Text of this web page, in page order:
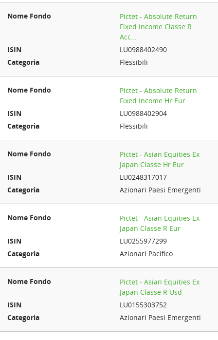
Pictet - Absolute Return
Fixed Income Classe R
Acc...
LU0988402490
Flessibili
Pictet - Absolute Return
Fixed Income Hr Eur
LU0988402904
Flessibili
Pictet - Asian Equities Ex
Japan Classe Hr Eur
LU0248317017
Azionari Paesi Emergenti
Pictet - Asian Equities Ex
Japan Classe R Eur
LU0255977299
Azionari Pacifico
Pictet - Asian Equities Ex
Japan Classe R Usd
LU0155303752
Azionari Paesi Emergenti